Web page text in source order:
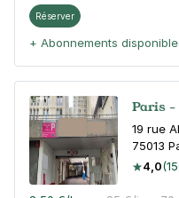
Réserver
+ Abonnements
Paris -
19 rue
75013
4,0